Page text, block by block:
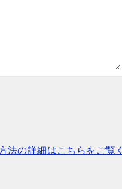
法の詳細はこちらをご覧く